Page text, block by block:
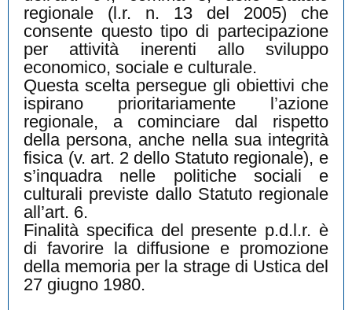
regionale (l.r. n. 13 del 2005) che
consente questo tipo di partecipazione
per attività inerenti allo sviluppo
economico, sociale e culturale.
Questa scelta persegue gli obiettivi che
ispirano prioritariamente l’azione
regionale, a cominciare dal rispetto
della persona, anche nella sua integrità
fisica (v. art. 2 dello Statuto regionale), e
s’inquadra nelle politiche sociali e
culturali previste dallo Statuto regionale
all’art. 6.
Finalità specifica del presente p.d.l.r. è
di favorire la diffusione e promozione
della memoria per la strage di Ustica del
27 giugno 1980.